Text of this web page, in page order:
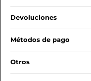
Devoluciones
Métodos de pago
Otros